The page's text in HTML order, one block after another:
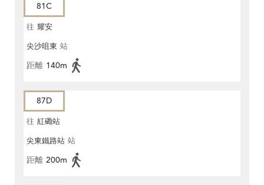
81C
往 耀安
尖沙咀東 站
距離 140m
87D
往 紅磡站
尖東鐵路站 站
距離 200m